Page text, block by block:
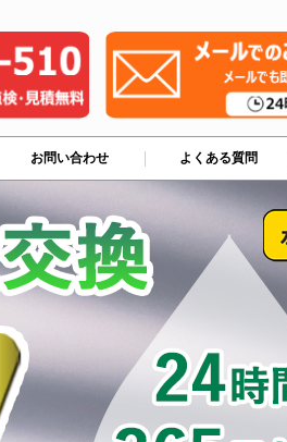
お問い合わせ よくある質問